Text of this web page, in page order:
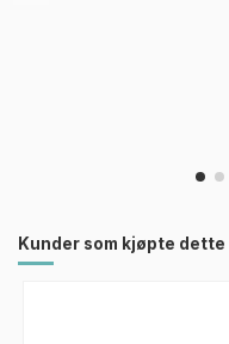
Kunder som kjøpte